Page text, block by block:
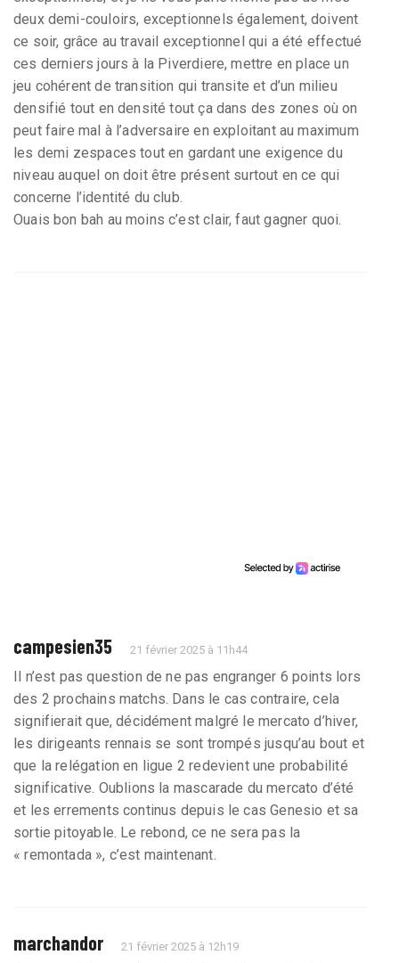
deux demi-couloirs, exceptionnels également, doivent
ce soir, grâce au travail exceptionnel qui a été effectué
ces derniers jours à la Piverdiere, mettre en place un
jeu cohérent de transition qui transite et d’un milieu
densifié tout en densité tout ça dans des zones où on
peut faire mal à l’adversaire en exploitant au maximum
les demi zespaces tout en gardant une exigence du
niveau auquel on doit être présent surtout en ce qui
concerne l’identité du club.
Ouais bon bah au moins c’est clair, faut gagner quoi.
campesien35 21 février 2025 à 11h44
Il n’est pas question de ne pas engranger 6 points lors
des 2 prochains matchs. Dans le cas contraire, cela
signifierait que, décidément malgré le mercato d’hiver,
les dirigeants rennais se sont trompés jusqu’au bout et
que la relégation en ligue 2 redevient une probabilité
significative. Oublions la mascarade du mercato d’été
et les errements continus depuis le cas Genesio et sa
sortie pitoyable. Le rebond, ce ne sera pas la
« remontada », c’est maintenant.
marchandor 21 février 2025 à 12h19